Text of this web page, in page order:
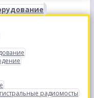
радиомосты